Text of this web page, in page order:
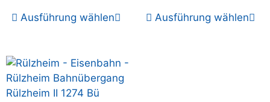
Ausführung wählen Ausführung wählen